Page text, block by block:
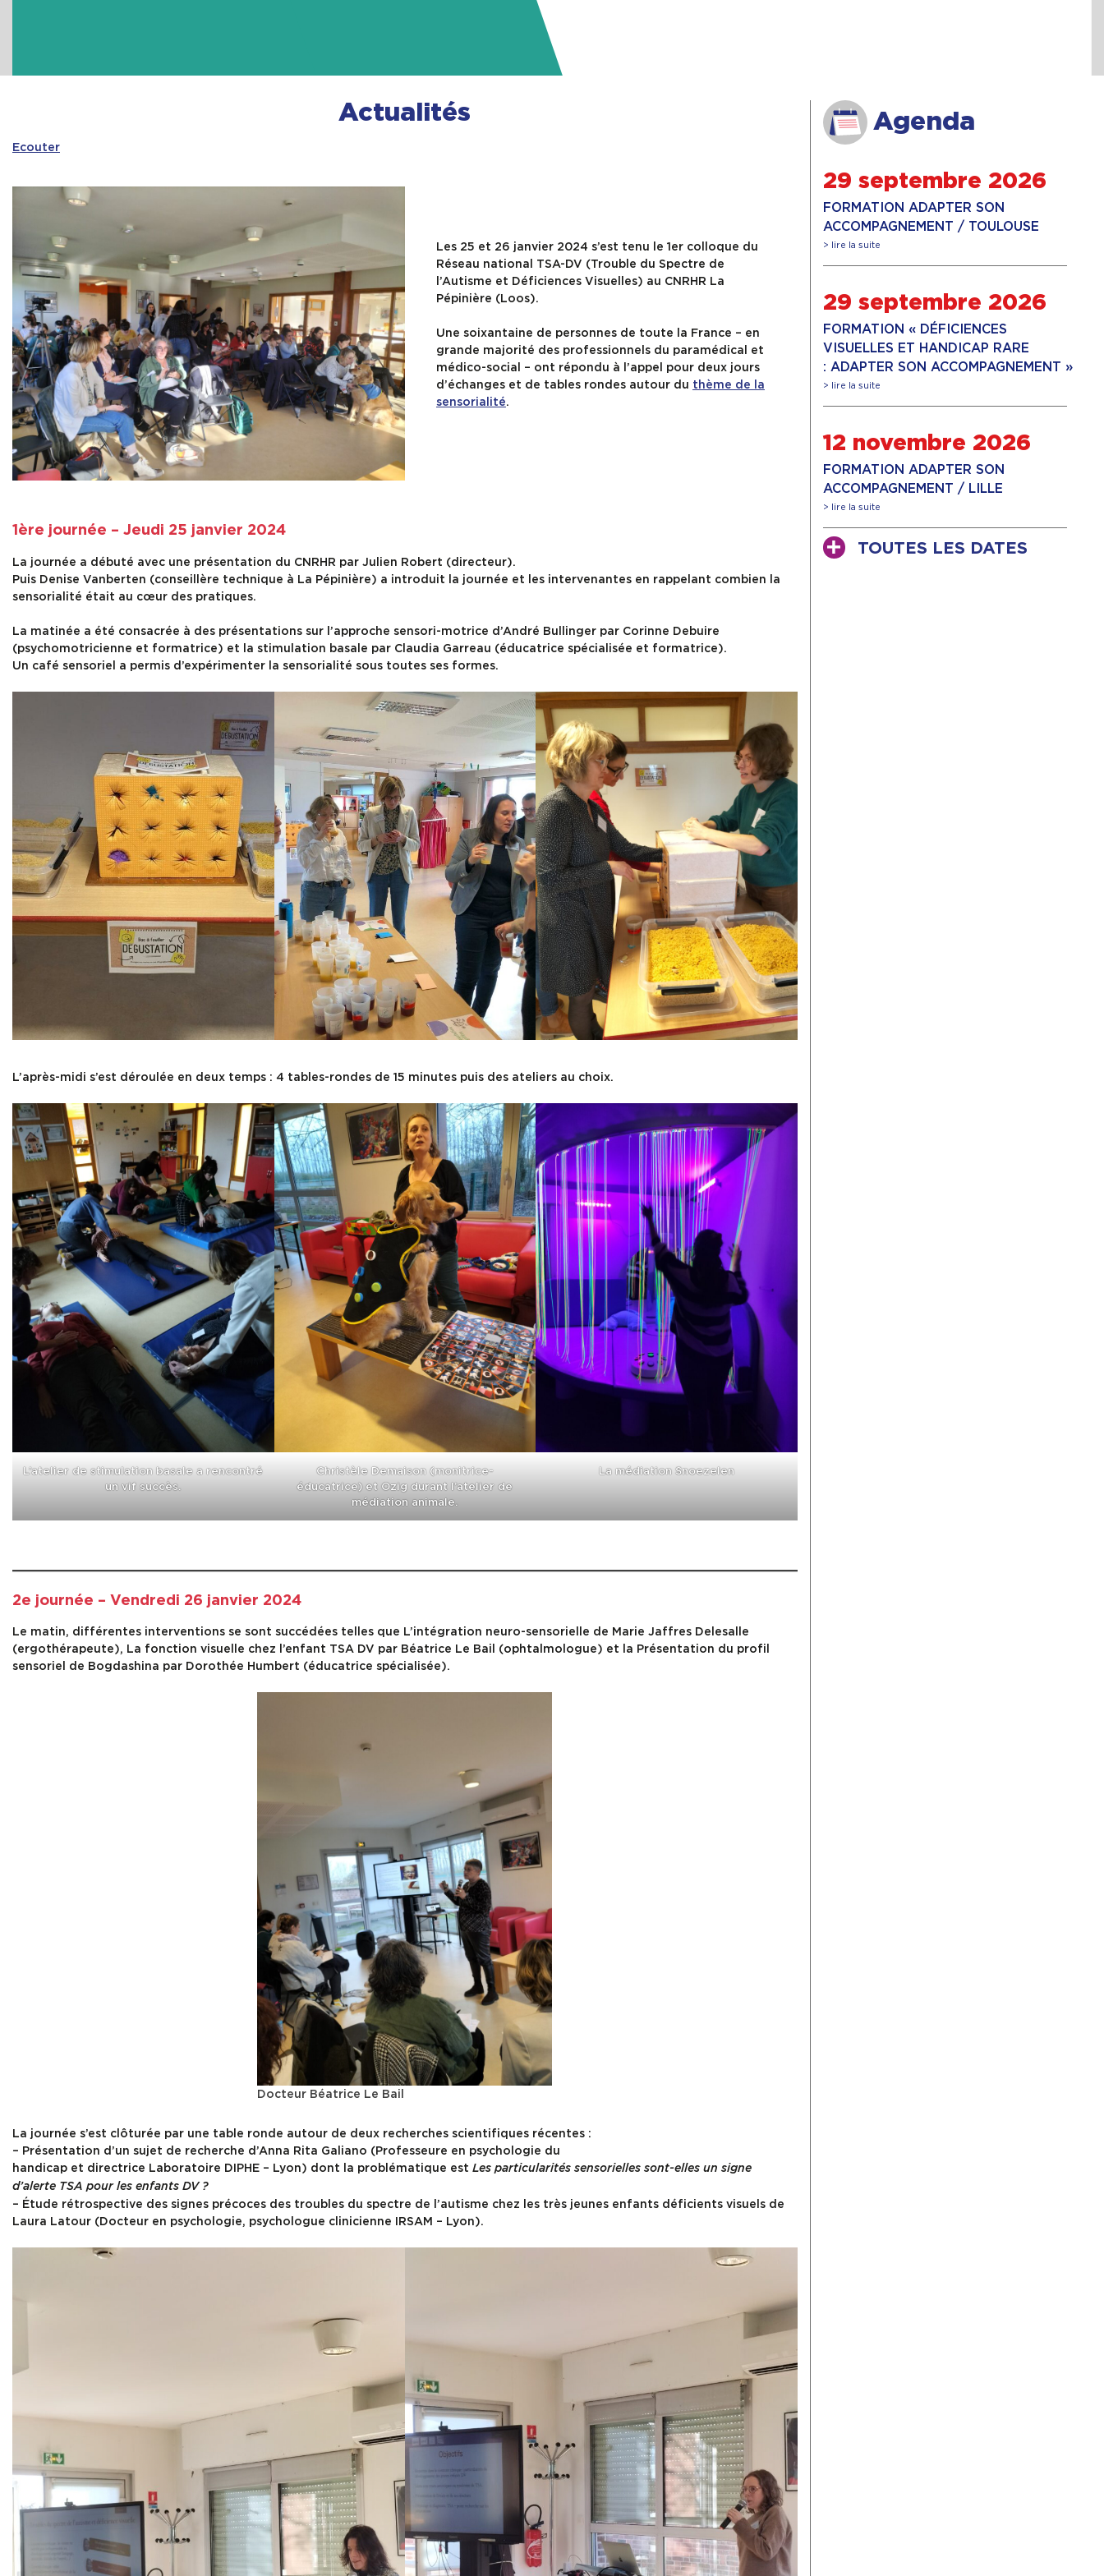
Actualités
Ecouter
Les 25 et 26 janvier 2024 s’est tenu le 1er colloque du
Réseau national TSA-DV (Trouble du Spectre de
l’Autisme et Déficiences Visuelles) au CNRHR La
Pépinière (Loos).
Une soixantaine de personnes de toute la France – en
grande majorité des professionnels du paramédical et
médico-social – ont répondu à l’appel pour deux jours
d’échanges et de tables rondes autour du thème de la
sensorialité.
1ère journée – Jeudi 25 janvier 2024
La journée a débuté avec une présentation du CNRHR par Julien Robert (directeur).
Puis Denise Vanberten (conseillère technique à La Pépinière) a introduit la journée et les intervenantes en rappelant combien la
sensorialité était au cœur des pratiques.
La matinée a été consacrée à des présentations sur l’approche sensori-motrice d’André Bullinger par Corinne Debuire
(psychomotricienne et formatrice) et la stimulation basale par Claudia Garreau (éducatrice spécialisée et formatrice).
Un café sensoriel a permis d’expérimenter la sensorialité sous toutes ses formes.
L’après-midi s’est déroulée en deux temps : 4 tables-rondes de 15 minutes puis des ateliers au choix.
L’atelier de stimulation basale a rencontré
un vif succès.
Christèle Demaison (monitrice-
éducatrice) et Ozig durant l’atelier de
médiation animale.
La médiation Snoezelen
2e journée – Vendredi 26 janvier 2024
Le matin, différentes interventions se sont succédées telles que L’intégration neuro-sensorielle de Marie Jaffres Delesalle
(ergothérapeute), La fonction visuelle chez l’enfant TSA DV par Béatrice Le Bail (ophtalmologue) et la Présentation du profil
sensoriel de Bogdashina par Dorothée Humbert (éducatrice spécialisée).
Docteur Béatrice Le Bail
La journée s’est clôturée par une table ronde autour de deux recherches scientifiques récentes :
– Présentation d’un sujet de recherche d’Anna Rita Galiano (Professeure en psychologie du
handicap et directrice Laboratoire DIPHE – Lyon) dont la problématique est Les particularités sensorielles sont-elles un signe
d’alerte TSA pour les enfants DV ?
– Étude rétrospective des signes précoces des troubles du spectre de l’autisme chez les très jeunes enfants déficients visuels de
Laura Latour (Docteur en psychologie, psychologue clinicienne IRSAM – Lyon).
Agenda
29 septembre 2026
FORMATION ADAPTER SON
ACCOMPAGNEMENT / TOULOUSE
> lire la suite
29 septembre 2026
FORMATION « DÉFICIENCES
VISUELLES ET HANDICAP RARE
: ADAPTER SON ACCOMPAGNEMENT »
> lire la suite
12 novembre 2026
FORMATION ADAPTER SON
ACCOMPAGNEMENT / LILLE
> lire la suite
TOUTES LES DATES